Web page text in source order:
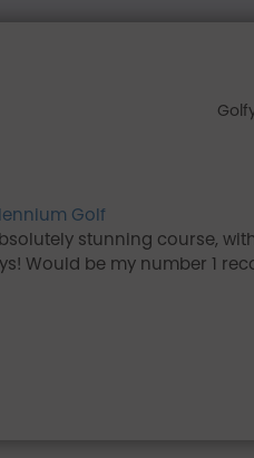
Golf
stunning course,
Would be my number 1